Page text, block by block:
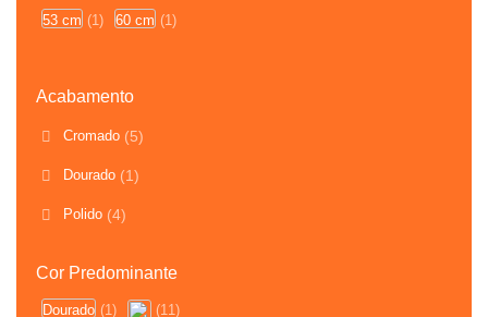
53 cm (1) 60 cm (1)
Acabamento
Cromado (5)
Dourado (1)
Polido (4)
Cor Predominante
Dourado (1) (11)